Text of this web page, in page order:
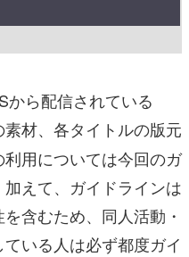
ら配信されている
素材、各タイトルの版元
用については今回のガ
えて、ガイドラインは
含むため、同人活動・
いる人は必ず都度ガイ